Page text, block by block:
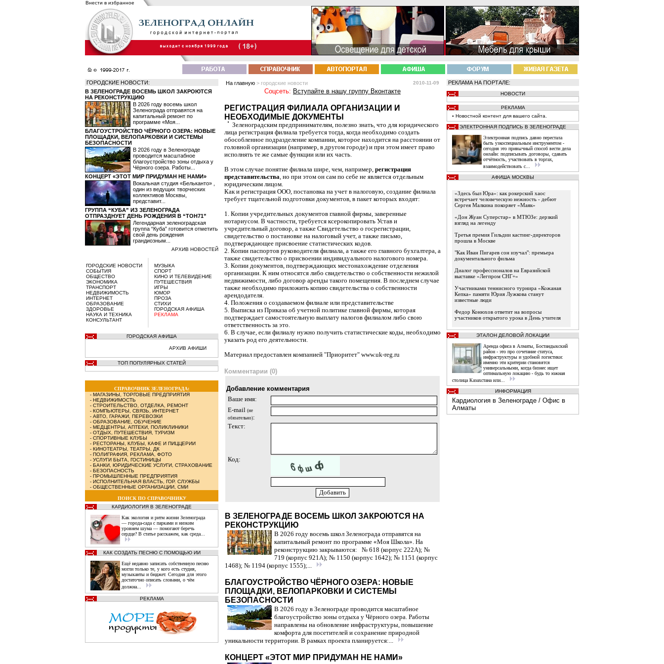
Внести в избранное
ГОРОДСКИЕ НОВОСТИ:
В ЗЕЛЕНОГРАДЕ ВОСЕМЬ ШКОЛ ЗАКРОЮТСЯ
НА РЕКОНСТРУКЦИЮ
В 2026 году восемь школ
Зеленограда отправятся на
капитальный ремонт по
программе «Моя...
БЛАГОУСТРОЙСТВО ЧЁРНОГО ОЗЕРА: НОВЫЕ
ПЛОЩАДКИ, ВЕЛОПАРКОВКИ И СИСТЕМЫ
БЕЗОПАСНОСТИ
В 2026 году в Зеленограде
проводится масштабное
благоустройство зоны отдыха у
Чёрного озера. Работы...
КОНЦЕРТ «ЭТОТ МИР ПРИДУМАН НЕ НАМИ»
Вокальная студия «Бельканто» ,
один из ведущих творческих
коллективов Москвы,
представит...
ГРУППА “КУБА” ИЗ ЗЕЛЕНОГРАДА
ОТПРАЗДНУЕТ ДЕНЬ РОЖДЕНИЯ В “ТОН71”
Легендарная зеленоградская
группа “Куба” готовится отметить
свой день рождения
грандиозным...
АРХИВ НОВОСТЕЙ
ГОРОДСКИЕ НОВОСТИ
СОБЫТИЯ
ОБЩЕСТВО
ЭКОНОМИКА
ТРАНСПОРТ
НЕДВИЖИМОСТЬ
ИНТЕРНЕТ
ОБРАЗОВАНИЕ
ЗДОРОВЬЕ
НАУКА И ТЕХНИКА
КОНСУЛЬТАНТ
МУЗЫКА
СПОРТ
КИНО И ТЕЛЕВИДЕНИЕ
ПУТЕШЕСТВИЯ
ИГРЫ
ЮМОР
ПРОЗА
СТИХИ
ГОРОДСКАЯ АФИША
РЕКЛАМА
ГОРОДСКАЯ АФИША
АРХИВ АФИШИ
ТОП ПОПУЛЯРНЫХ СТАТЕЙ
СПРАВОЧНИК ЗЕЛЕНОГРАДА:
- МАГАЗИНЫ, ТОРГОВЫЕ ПРЕДПРИЯТИЯ
- НЕДВИЖИМОСТЬ
- СТРОИТЕЛЬСТВО, ОТДЕЛКА, РЕМОНТ
- КОМПЬЮТЕРЫ, СВЯЗЬ, ИНТЕРНЕТ
- АВТО, ГАРАЖИ, ПЕРЕВОЗКИ
- ОБРАЗОВАНИЕ, ОБУЧЕНИЕ
- МЕДЦЕНТРЫ, АПТЕКИ, ПОЛИКЛИНИКИ
- ОТДЫХ, ПУТЕШЕСТВИЯ, ТУРИЗМ
- СПОРТИВНЫЕ КЛУБЫ
- РЕСТОРАНЫ, КЛУБЫ, КАФЕ И ПИЦЦЕРИИ
- КИНОТЕАТРЫ, ТЕАТРЫ, ДК
- ПОЛИГРАФИЯ, РЕКЛАМА, ФОТО
- УСЛУГИ БЫТА, ГОСТИНИЦЫ
- БАНКИ, ЮРИДИЧЕСКИЕ УСЛУГИ, СТРАХОВАНИЕ
- БЕЗОПАСНОСТЬ
- ПРОМЫШЛЕННЫЕ ПРЕДПРИЯТИЯ
- ИСПОЛНИТЕЛЬНАЯ ВЛАСТЬ, ГОР. СЛУЖБЫ
- ОБЩЕСТВЕННЫЕ ОРГАНИЗАЦИИ, СМИ
ПОИСК ПО СПРАВОЧНИКУ
КАРДИОЛОГИЯ В ЗЕЛЕНОГРАДЕ
Как экология и ритм жизни Зеленограда
— города‑сада с парками и низким
уровнем шума — помогают беречь
сердце? В статье расскажем, как среда...
КАК СОЗДАТЬ ПЕСНЮ С ПОМОЩЬЮ ИИ
Ещё недавно записать собственную песню
могли только те, у кого есть студия,
музыканты и бюджет. Сегодня для этого
достаточно описать словами, о чём
должна...
РЕКЛАМА
На главную > городские новости 2010-11-09
Соцсеть: Вступайте в нашу группу Вконтакте
РЕГИСТРАЦИЯ ФИЛИАЛА ОРГАНИЗАЦИИ И
НЕОБХОДИМЫЕ ДОКУМЕНТЫ
Зеленоградским предпринимателям, полезно знать, что для юридического
лица регистрация филиала требуется тогда, когда необходимо создать
обособленное подразделение компании, которое находится на расстоянии от
головной организации (например, в другом городе) и при этом имеет право
исполнять те же самые функции или их часть.
В этом случае понятие филиала шире, чем, например, регистрация
представительства, но при этом он сам по себе не является отдельным
юридическим лицом.
Как и регистрация ООО, постановка на учет в налоговую, создание филиала
требует тщательной подготовки документов, в пакет которых входят:
1. Копии учредительных документов главной фирмы, заверенные
нотариусом. В частности, требуется ксерокопировать Устав и
учредительный договор, а также Свидетельство о госрегистрации,
свидетельство о постановке на налоговый учет, а также письмо,
подтверждающее присвоение статистических кодов.
2. Копии паспортов руководителя филиала, а также его главного бухгалтера, а
также свидетельство о присвоении индивидуального налогового номера.
3. Копии документов, подтверждающих местонахождение отделения
организации. К ним относятся либо свидетельство о собственности нежилой
недвижимости, либо договор аренды такого помещения. В последнем случае
также необходимо приложить копию свидетельства о собственности
арендодателя.
4. Положения о создаваемом филиале или представительстве
5. Выписка из Приказа об учетной политике главной фирмы, которая
подтверждает самостоятельную выплату налогов филиалом либо свою
ответственность за это.
6. В случае, если филиалу нужно получить статистические коды, необходимо
указать род его деятельности.
Материал предоставлен компанией "Приоритет" www.uk-reg.ru
Комментарии (0)
Добавление комментария
Ваше имя:
E-mail (не
обязательно):
Текст:
Код:
В ЗЕЛЕНОГРАДЕ ВОСЕМЬ ШКОЛ ЗАКРОЮТСЯ НА
РЕКОНСТРУКЦИЮ
В 2026 году восемь школ Зеленограда отправятся на
капитальный ремонт по программе «Моя Школа». На
реконструкцию закрываются: № 618 (корпус 222А); №
719 (корпус 921А); № 1150 (корпус 1642); № 1151 (корпус
1468); № 1194 (корпус 1555);...
БЛАГОУСТРОЙСТВО ЧЁРНОГО ОЗЕРА: НОВЫЕ
ПЛОЩАДКИ, ВЕЛОПАРКОВКИ И СИСТЕМЫ
БЕЗОПАСНОСТИ
В 2026 году в Зеленограде проводится масштабное
благоустройство зоны отдыха у Чёрного озера. Работы
направлены на обновление инфраструктуры, повышение
комфорта для посетителей и сохранение природной
уникальности территории. В рамках проекта планируется:...
КОНЦЕРТ «ЭТОТ МИР ПРИДУМАН НЕ НАМИ»
РЕКЛАМА НА ПОРТАЛЕ:
НОВОСТИ
РЕКЛАМА
▪ Новостной контент для вашего сайта.
ЭЛЕКТРОННАЯ ПОДПИСЬ В ЗЕЛЕНОГРАДЕ
Электронная подпись давно перестала
быть узкоспециальным инструментом -
сегодня это привычный способ вести дела
онлайн: подписывать договоры, сдавать
отчётность, участвовать в торгах,
взаимодействовать с...
АФИША МОСКВЫ
«Здесь был Юра»: как рокерский хаос
встречает человеческую нежность - дебют
Сергея Малкина покоряет «Маяк»
«Дон Жуан Суперстар» в МТЮЗе: дерзкий
взгляд на легенду
Третья премия Гильдии кастинг-директоров
прошла в Москве
"Как Иван Пигарев сон изучал": премьера
документального фильма
Диалог профессионалов на Евразийской
выставке «Легпром СНГ+»
Участниками теннисного турнира «Кожаная
Кепка» памяти Юрия Лужкова станут
известные люди
Федор Конюхов ответит на вопросы
участников открытого урока в День учителя
ЭТАЛОН ДЕЛОВОЙ ЛОКАЦИИ
Аренда офиса в Алматы, Бостандыкский
район - это про сочетание статуса,
инфраструктуры и удобной логистики:
именно эти критерии становятся
универсальными, когда бизнес ищет
оптимальную локацию - будь то южная
столица Казахстана или...
ИНФОРМАЦИЯ
Кардиология в Зеленограде / Офис в
Алматы